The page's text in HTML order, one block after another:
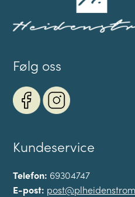
Følg oss
Kundeservice
Telefon: 69304747
E-post: